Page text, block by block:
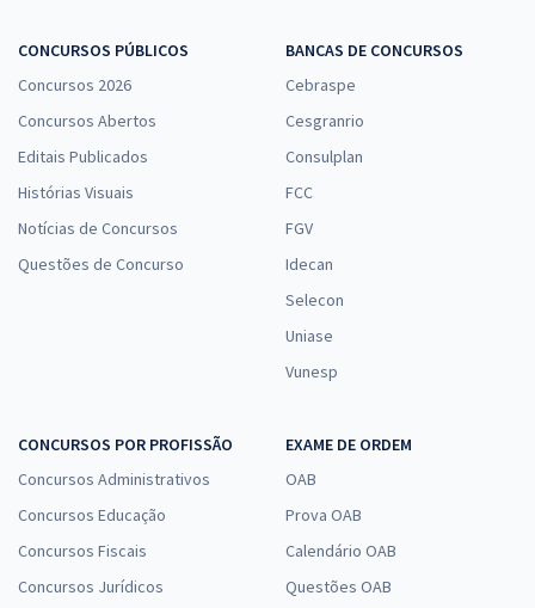
CONCURSOS PÚBLICOS
Concursos 2026
Concursos Abertos
Editais Publicados
Histórias Visuais
Notícias de Concursos
Questões de Concurso
BANCAS DE CONCURSOS
Cebraspe
Cesgranrio
Consulplan
FCC
FGV
Idecan
Selecon
Uniase
Vunesp
CONCURSOS POR PROFISSÃO
Concursos Administrativos
Concursos Educação
Concursos Fiscais
Concursos Jurídicos
EXAME DE ORDEM
OAB
Prova OAB
Calendário OAB
Questões OAB